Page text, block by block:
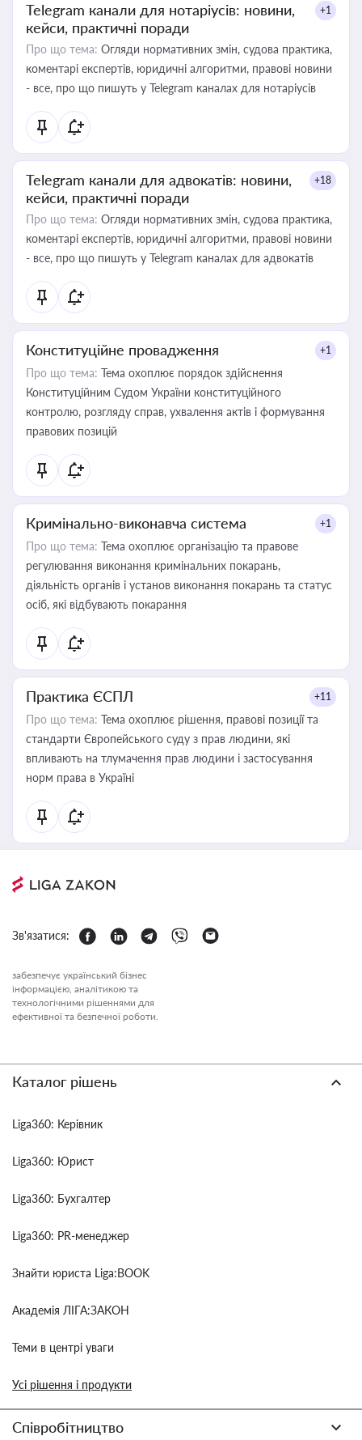
Telegram канали для нотаріусів: новини,
кейси, практичні поради
+1
Про що тема: Огляди нормативних змін, судова практика,
коментарі експертів, юридичні алгоритми, правові новини
- все, про що пишуть у Telegram каналах для нотаріусів
Telegram канали для адвокатів: новини,
кейси, практичні поради
+18
Про що тема: Огляди нормативних змін, судова практика,
коментарі експертів, юридичні алгоритми, правові новини
- все, про що пишуть у Telegram каналах для адвокатів
Конституційне провадження +1
Про що тема: Тема охоплює порядок здійснення
Конституційним Судом України конституційного
контролю, розгляду справ, ухвалення актів і формування
правових позицій
Кримінально-виконавча система +1
Про що тема: Тема охоплює організацію та правове
регулювання виконання кримінальних покарань,
діяльність органів і установ виконання покарань та статус
осіб, які відбувають покарання
Практика ЄСПЛ +11
Про що тема: Тема охоплює рішення, правові позиції та
стандарти Європейського суду з прав людини, які
впливають на тлумачення прав людини і застосування
норм права в Україні
Зв'язатися:
забезпечує український бізнес
інформацією, аналітикою та
технологічними рішеннями для
ефективної та безпечної роботи.
Каталог рішень
Liga360: Керівник
Liga360: Юрист
Liga360: Бухгалтер
Liga360: PR-менеджер
Знайти юриста Liga:BOOK
Академія ЛІГА:ЗАКОН
Теми в центрі уваги
Усі рішення і продукти
Співробітництво